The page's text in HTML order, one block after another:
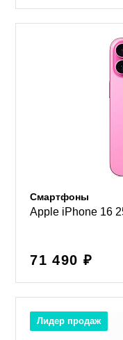
Смартфоны
Apple iPhone 16
71 490 ₽
Лидер продаж